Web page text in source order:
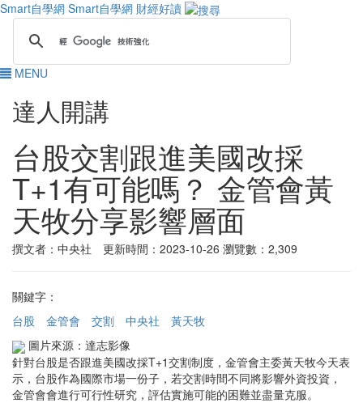
Smart自學網 Smart自學網 財經好讀
MENU
達人開講
台股交割跟進美國改採
T+1有可能嗎？ 金管會黃
天牧分享影響層面
撰文者：中央社 更新時間：2023-10-26 瀏覽數：2,309
關鍵字：
台股
金管會 交割 中央社
黃天牧
圖片來源：達志影像
針對台股是否跟進美國改採T+1交割制度，金管會主委黃天牧今天表
示，台股作為國際市場一份子，若交割時間不同將影響外資投資，
金管會會進行可行性研究，評估實施可能的困難並盡量克服。